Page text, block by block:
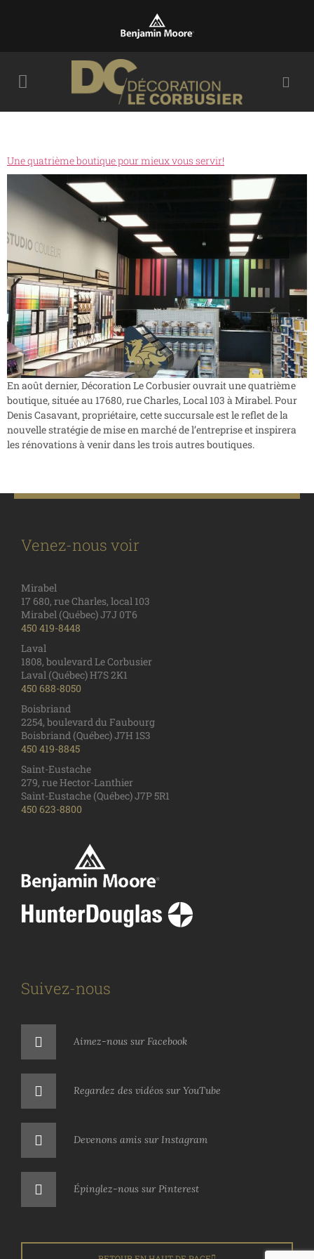
Une quatrième boutique pour mieux vous servir!
En août dernier, Décoration Le Corbusier ouvrait une quatrième
boutique, située au 17680, rue Charles, Local 103 à Mirabel. Pour
Denis Casavant, propriétaire, cette succursale est le reflet de la
nouvelle stratégie de mise en marché de l’entreprise et inspirera
les rénovations à venir dans les trois autres boutiques.
Venez-nous voir
Mirabel
17 680, rue Charles, local 103
Mirabel (Québec) J7J 0T6
450 419-8448
Laval
1808, boulevard Le Corbusier
Laval (Québec) H7S 2K1
450 688-8050
Boisbriand
2254, boulevard du Faubourg
Boisbriand (Québec) J7H 1S3
450 419-8845
Saint-Eustache
279, rue Hector-Lanthier
Saint-Eustache (Québec) J7P 5R1
450 623-8800
Suivez-nous
Aimez-nous sur Facebook
Regardez des vidéos sur YouTube
Devenons amis sur Instagram
Épinglez-nous sur Pinterest